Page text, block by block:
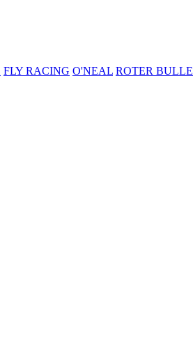
FLY RACING O'NEAL ROTER BULLE